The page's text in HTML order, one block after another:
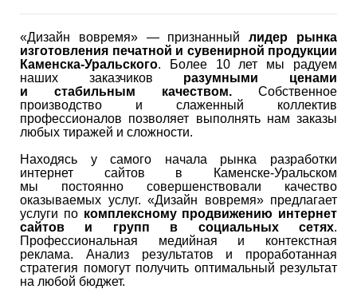
«Дизайн вовремя» — признанныйлидер рынка
изготовления печатной и сувенирной продукции
Каменска-Уральского. Более 10 лет мы радуем
наших заказчиков разумными ценами
и стабильным качеством. Собственное
производство и слаженный коллектив
профессионалов позволяет выполнять нам заказы
любых тиражей и сложности.
Находясь у самого начала рынка разработки
интернет сайтов в Каменске-Уральском
мы постоянно совершенствовали качество
оказываемых услуг. «Дизайн вовремя» предлагает
услуги по комплексному продвижению интернет
сайтов и групп в социальных сетях.
Профессиональная медийная и контекстная
реклама. Анализ результатов и проработанная
стратегия помогут получить оптимальный результат
на любой бюджет.